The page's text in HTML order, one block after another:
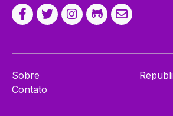
Sobre
Contato